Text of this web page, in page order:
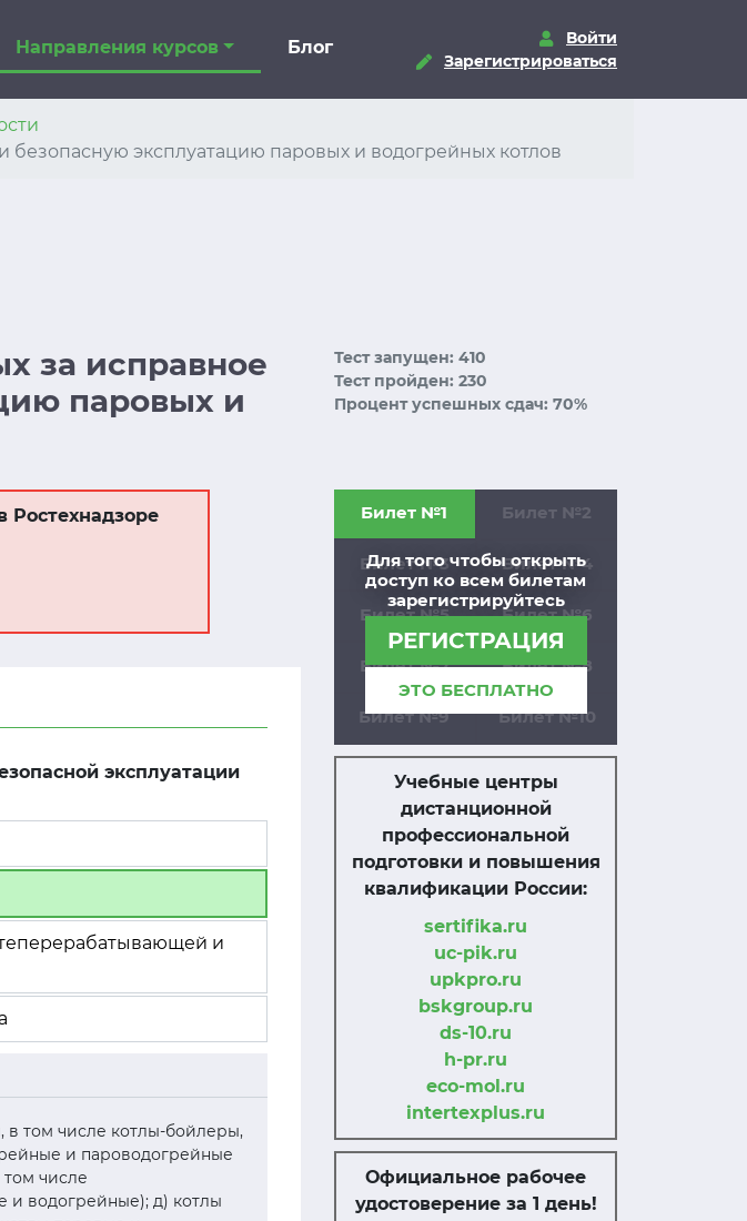
Направления курсов Блог
Войти
Зарегистрироваться
безопасную эксплуатацию паровых и водогрейных котлов
за исправное
паровых и
Тест запущен: 410
Тест пройден: 230
Процент успешных сдач: 70%
эксплуатации
и
в том числе котлы-бойлеры,
и пароводогрейные
числе
и водогрейные); д) котлы
Для того чтобы открыть
доступ ко всем билетам
зарегистрируйтесь
РЕГИСТРАЦИЯ
ЭТО БЕСПЛАТНО
Билет №1 Билет №2
Билет №3 Билет №4
Билет №5 Билет №6
Билет №7 Билет №8
Билет №9 Билет №10
Учебные центры
дистанционной
профессиональной
подготовки и повышения
квалификации России:
sertifika.ru
uc-pik.ru
upkpro.ru
bskgroup.ru
ds-10.ru
h-pr.ru
eco-mol.ru
intertexplus.ru
Официальное рабочее
удостоверение за 1 день!